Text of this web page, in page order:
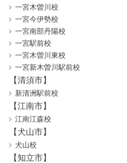
一宮木曽川校
一宮今伊勢校
一宮南部丹陽校
一宮駅前校
一宮木曽川東校
一宮新木曽川駅前校
【清須市】
新清洲駅前校
【江南市】
江南江森校
【犬山市】
犬山校
【知立市】